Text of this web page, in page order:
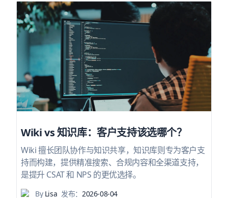
Wiki vs 知识库：客户支持该选哪个？
Wiki 擅长团队协作与知识共享，知识库则专为客户支
持而构建，提供精准搜索、合规内容和全渠道支持，
是提升 CSAT 和 NPS 的更优选择。
ByLisa 发布：2026-08-04